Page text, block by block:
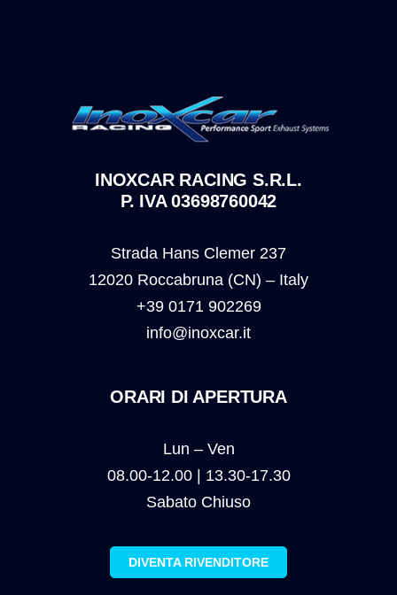
INOXCAR RACING S.R.L.
P. IVA 03698760042
Strada Hans Clemer 237
12020 Roccabruna (CN) – Italy
+39 0171 902269
info@inoxcar.it
ORARI DI APERTURA
Lun – Ven
08.00-12.00 | 13.30-17.30
Sabato Chiuso
DIVENTA RIVENDITORE